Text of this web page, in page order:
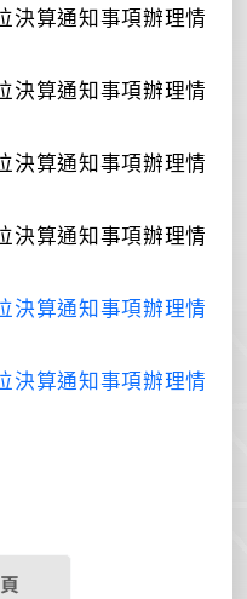
決算通知事項辦理情
決算通知事項辦理情
決算通知事項辦理情
決算通知事項辦理情
決算通知事項辦理情
決算通知事項辦理情